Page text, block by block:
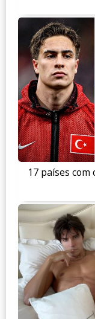
17 países